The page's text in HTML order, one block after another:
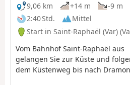
9,06 km
+14 m
-9 m
2:40 Std.
Mittel
Start in Saint-Raphaël (Var)
Vom Bahnhof Saint-Raphaël aus
gelangen Sie zur Küste und
dem Küstenweg bis nach